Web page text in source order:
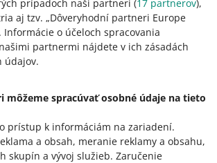
prípadoch naši partneri (17 partnerov),
aj tzv. „Dôveryhodní partneri Europe
Informácie o účeloch spracovania
partnermi nájdete v ich zásadách
údajov.
môžeme spracúvať osobné údaje na tieto
prístup k informáciám na zariadení.
a obsah, meranie reklamy a obsahu,
skupín a vývoj služieb. Zaručenie
účtya v záložkeMoji neaktívni
ktorí si od vás niečo kúpili –
medzi svojich neaktívnych na svojich
Pozrite sa, ako na to
len keď sa od vás pokúsia niečo
môžu kontaktovať.
neaktívnych, požiada Allegro o
môžeme overiť, či váš dôvod
zoznam je postačujúci. V závislosti od
vášho rozhodnutia. Ak
že vám kupujúci už viackrát vrátil
požiadame vás o fotografie zásielok
to potvrdzujú.
alebo odstrániť kupujúcich
neaktívnych?
pridať kupujúcich do záložky a
nás